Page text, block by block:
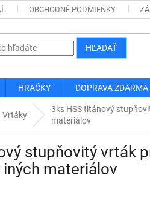
OBCHODNÉ PODMIENKY
HĽADAŤ
HRAČKY DOPRAVA ZDARMA
Vrtáky
3ks HSS titánový
materiálov
stupňovitý vrták
iných materiálov